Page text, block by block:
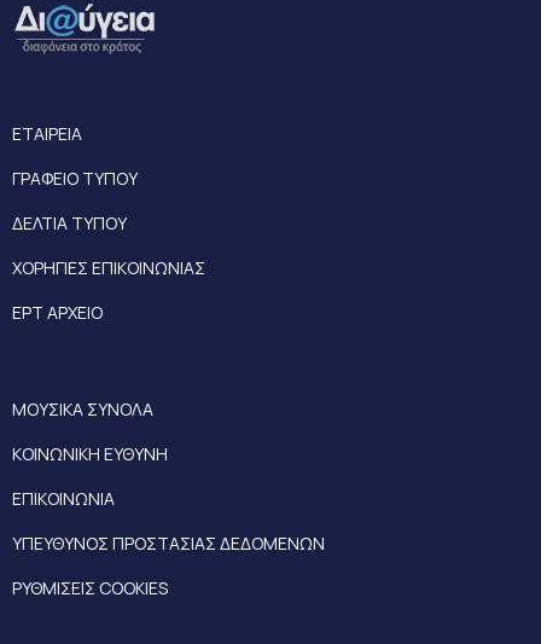
ΕΤΑΙΡΕΙΑ
ΓΡΑΦΕΙΟ ΤΥΠΟΥ
ΔΕΛΤΙΑ ΤΥΠΟΥ
ΧΟΡΗΓΙΕΣ ΕΠΙΚΟΙΝΩΝΙΑΣ
ΕΡΤ ΑΡΧΕΙΟ
ΜΟΥΣΙΚΑ ΣΥΝΟΛΑ
ΚΟΙΝΩΝΙΚΗ ΕΥΘΥΝΗ
ΕΠΙΚΟΙΝΩΝΙΑ
ΥΠΕΥΘΥΝΟΣ ΠΡΟΣΤΑΣΙΑΣ ΔΕΔΟΜΕΝΩΝ
ΡΥΘΜΙΣΕΙΣ COOKIES